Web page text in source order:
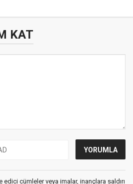
KAT
edici cümleler veya imalar, inançlara saldırı